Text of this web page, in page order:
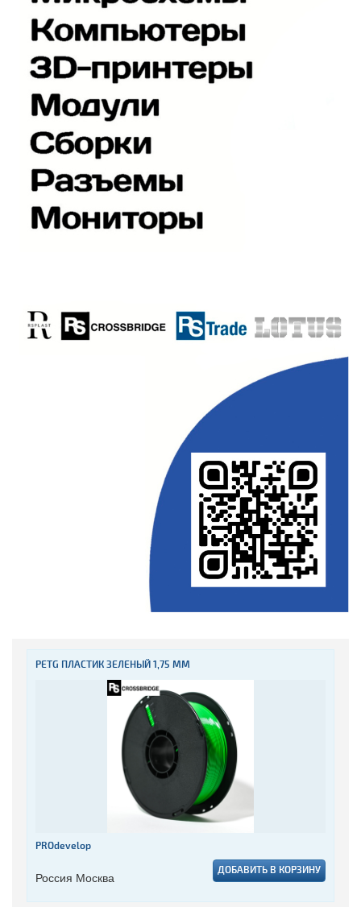
PETG ПЛАСТИК ЗЕЛЕНЫЙ 1,75 ММ
PROdevelop
Россия Москва ДОБАВИТЬ В КОРЗИНУ